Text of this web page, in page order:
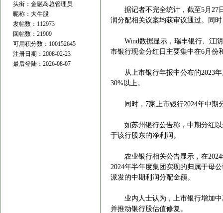
头衔：金融岛总管理员
昵称：大牛股
发帖数：112973
回帖数：21909
可用积分数：100152645
注册日期：2008-02-23
最后登陆：2026-08-07
据记者不完全统计，截至5月27日
润分配相关议案均获审议通过。同
Wind数据显示，瑞丰银行、江阴
市银行现金分红日主要集中在6月份
从上市银行年报中公布的2023年
30%以上。
同时，7家上市银行2024年中期分
如苏州银行公告称，中期分红以
于该行股东的净利润。
农业银行相关公告显示，在2024
2024年半年度集团实现的归属于母
派发的中期利润分配金额。
业内人士认为，上市银行增加中
并推动银行股估值修复。